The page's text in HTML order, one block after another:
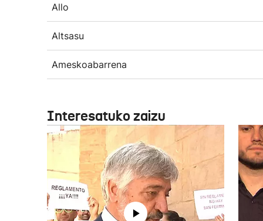
Allo
Altsasu
Ameskoabarrena
Interesatuko zaizu